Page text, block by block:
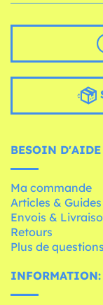
BESOIN D'AIDE
Ma commande
Articles &
Envois &
Retours
Plus de questions
INFORMATION: